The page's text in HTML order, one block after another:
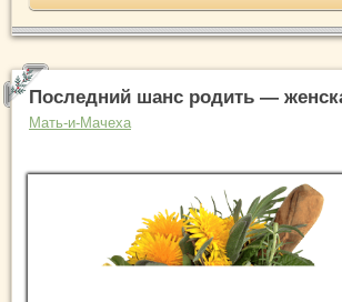
Последний шанс родить —
Мать-и-Мачеха